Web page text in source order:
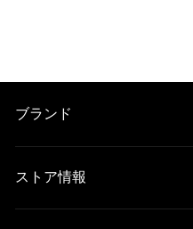
ブランド
ストア情報